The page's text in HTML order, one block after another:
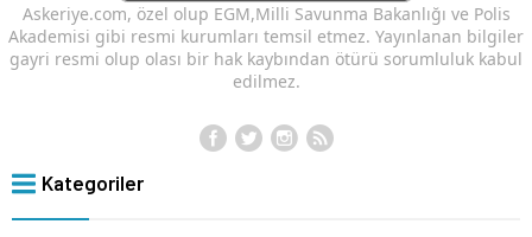
Askeriye.com, özel olup EGM,Milli Savunma Bakanlığı ve Polis
Akademisi gibi resmi kurumları temsil etmez. Yayınlanan bilgiler
gayri resmi olup olası bir hak kaybından ötürü sorumluluk kabul
edilmez.
Kategoriler